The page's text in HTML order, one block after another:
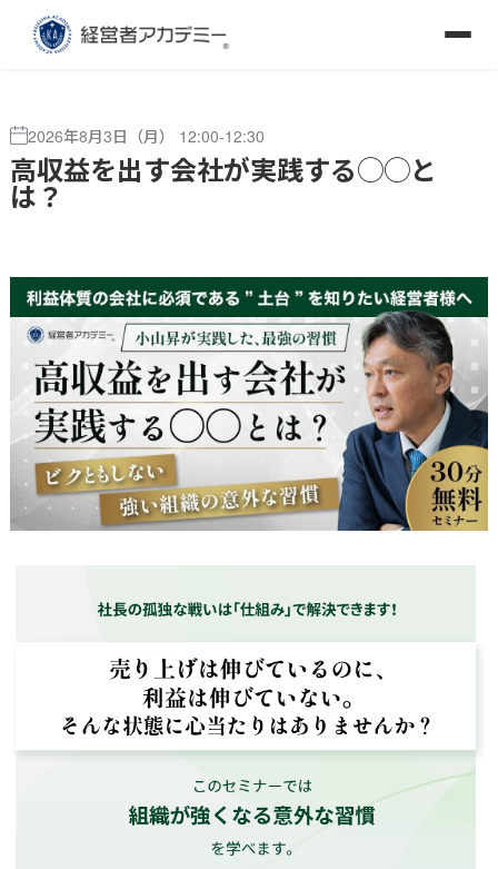
2026年8月3日（月） 12:00-12:30
高収益を出す会社が実践する◯◯と
は？